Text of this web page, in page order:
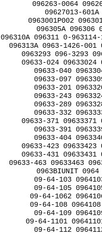
096263-0064
09627013-
0963001P002
096305A 096306
096310A 096311 0-
096313A 0963-1426-001
0963293 096-3293
09633-024 09633024
09633-040
09633-097
09633-201
09633-243
09633-289
09633-332
09633-371 09633371
09633-391
09633-404
09633-423 09633423
09633-431 09633431
09633-463 09633463
0963BIUNIT
09-64-103
09-64-105
09-64-1062
09-64-108
09-64-109
09-64-1101
09-64-112